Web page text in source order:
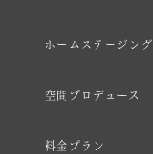
ホームステージング
空間プロデュース
料金プラン